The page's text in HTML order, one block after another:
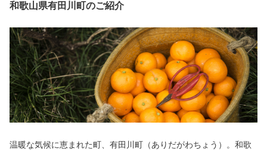
和歌山県有田川町のご紹介
温暖な気候に恵まれた町、有田川町（ありだがわちょう）。和歌